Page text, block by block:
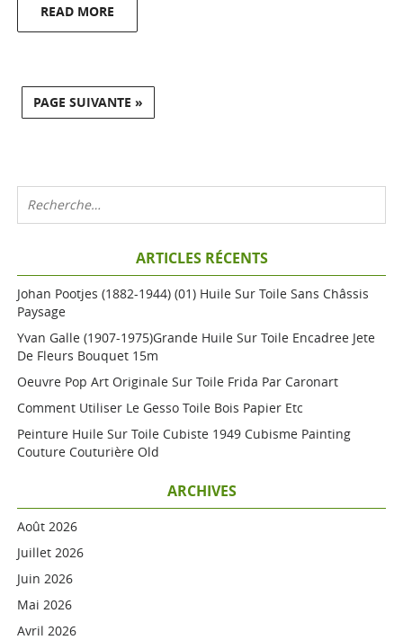
READ MORE
PAGE SUIVANTE »
ARTICLES RÉCENTS
Johan Pootjes (1882-1944) (01) Huile Sur Toile Sans Châssis
Paysage
Yvan Galle (1907-1975)grande Huile Sur Toile Encadree Jete
De Fleurs Bouquet 15m
Oeuvre Pop Art Originale Sur Toile Frida Par Caronart
Comment Utiliser Le Gesso Toile Bois Papier Etc
Peinture Huile Sur Toile Cubiste 1949 Cubisme Painting
Couture Couturière Old
ARCHIVES
Août 2026
Juillet 2026
Juin 2026
Mai 2026
Avril 2026